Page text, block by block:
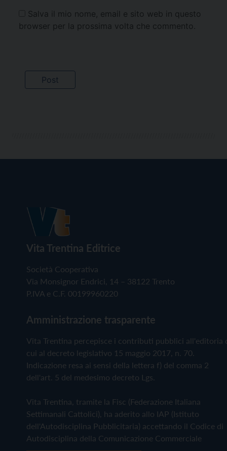
Salva il mio nome, email e sito web in questo
browser per la prossima volta che commento.
Vita Trentina Editrice
Società Cooperativa
Via Monsignor Endrici, 14 – 38122 Trento
P.IVA e C.F. 00199960220
Amministrazione trasparente
Vita Trentina percepisce i contributi pubblici all'editoria
cui al decreto legislativo 15 maggio 2017, n. 70.
Indicazione resa ai sensi della lettera f) del comma 2
dell'art. 5 del medesimo decreto Lgs.
Vita Trentina, tramite la Fisc (Federazione Italiana
Settimanali Cattolici), ha aderito allo IAP (Istituto
dell'Autodisciplina Pubblicitaria) accettando il Codice di
Autodisciplina della Comunicazione Commerciale